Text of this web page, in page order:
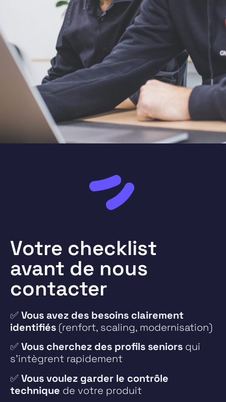
Votre checklist
avant de nous
contacter
✅Vous avez des besoins clairement
identifiés (renfort, scaling, modernisation)
✅Vous cherchez des profils seniors qui
s’intègrent rapidement
✅Vous voulez garder le contrôle
technique de votre produit